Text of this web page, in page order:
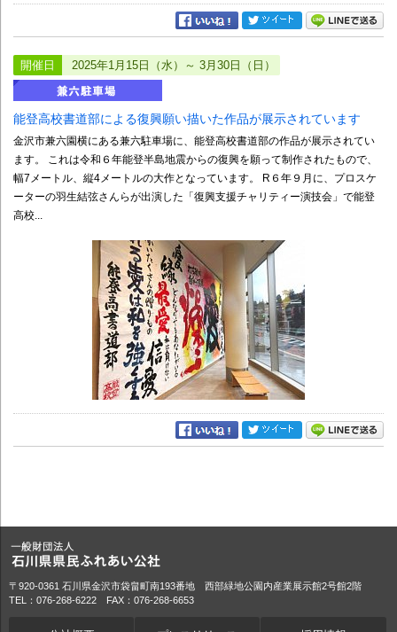
開催日 2025年1月15日（水）～ 3月30日（日）
能登高校書道部による復興願い描いた作品が展示されています
金沢市兼六園横にある兼六駐車場に、能登高校書道部の作品が展示されてい
ます。 これは令和６年能登半島地震からの復興を願って制作されたもので、
幅7メートル、縦4メートルの大作となっています。 R６年９月に、プロスケ
ーターの羽生結弦さんらが出演した「復興支援チャリティー演技会」で能登
高校...
〒920-0361 石川県金沢市袋畠町南193番地 西部緑地公園内産業展示館2号館2階
TEL：076-268-6222 FAX：076-268-6653